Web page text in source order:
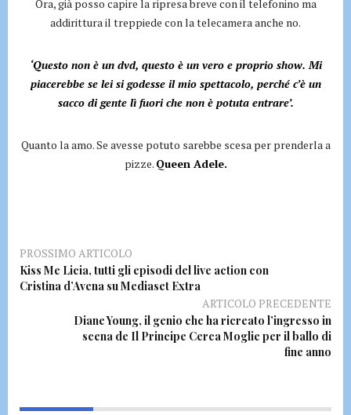
Ora, già posso capire la ripresa breve con il telefonino ma
addirittura il treppiede con la telecamera anche no.
‘Questo non è un dvd, questo è un vero e proprio show. Mi
piacerebbe se lei si godesse il mio spettacolo, perché c’è un
sacco di gente lì fuori che non è potuta entrare’.
Quanto la amo. Se avesse potuto sarebbe scesa per prenderla a
pizze. Queen Adele.
PROSSIMO ARTICOLO
Kiss Me Licia, tutti gli episodi del live action con
Cristina d’Avena su Mediaset Extra
ARTICOLO PRECEDENTE
Diane Young, il genio che ha ricreato l’ingresso in
scena de Il Principe Cerca Moglie per il ballo di
fine anno